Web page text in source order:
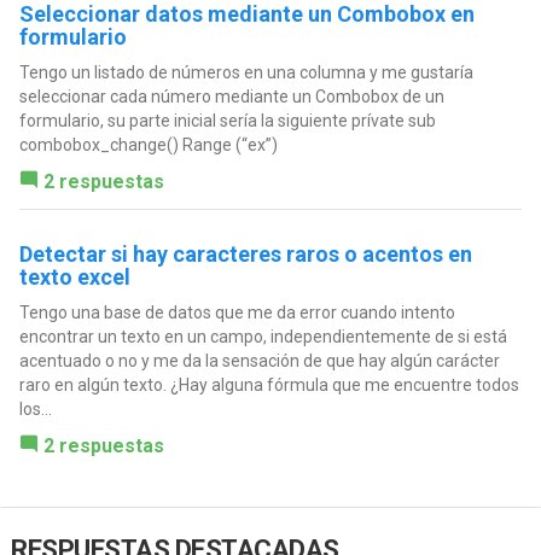
Seleccionar datos mediante un Combobox en
formulario
Tengo un listado de números en una columna y me gustaría
seleccionar cada número mediante un Combobox de un
formulario, su parte inicial sería la siguiente prívate sub
combobox_change() Range (“ex”)
2 respuestas
Detectar si hay caracteres raros o acentos en
texto excel
Tengo una base de datos que me da error cuando intento
encontrar un texto en un campo, independientemente de si está
acentuado o no y me da la sensación de que hay algún carácter
raro en algún texto. ¿Hay alguna fórmula que me encuentre todos
los...
2 respuestas